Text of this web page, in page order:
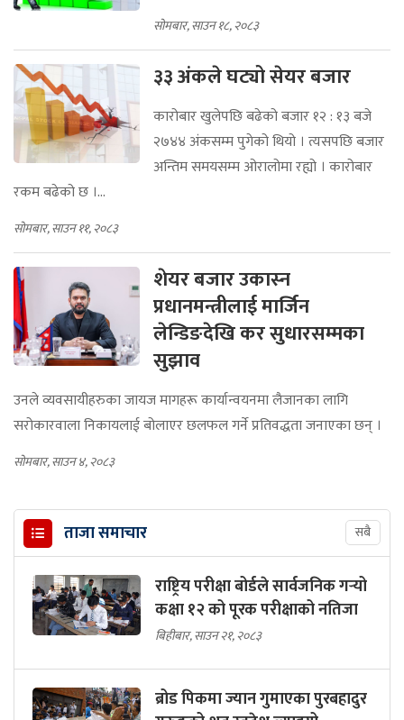
सोमबार, साउन १८, २०८३
३३ अंकले घट्यो सेयर बजार
कारोबार खुलेपछि बढेको बजार १२ : १३ बजे
२७४४ अंकसम्म पुगेको थियो । त्यसपछि बजार
अन्तिम समयसम्म ओरालोमा रह्यो । कारोबार
रकम बढेको छ ।...
सोमबार, साउन ११, २०८३
शेयर बजार उकास्‍न
प्रधानमन्त्रीलाई मार्जिन
लेन्डिङदेखि कर सुधारसम्मका
सुझाव
उनले व्यवसायीहरुका जायज मागहरू कार्यान्वयनमा लैजानका लागि
सरोकारवाला निकायलाई बोलाएर छलफल गर्ने प्रतिवद्धता जनाएका छन् ।
सोमबार, साउन ४, २०८३
ताजा समाचार सबै
राष्ट्रिय परीक्षा बोर्डले सार्वजनिक गर्‍यो
कक्षा १२ को पूरक परीक्षाको नतिजा
बिहीबार, साउन २१, २०८३
ब्रोड पिकमा ज्यान गुमाएका पुरबहादुर